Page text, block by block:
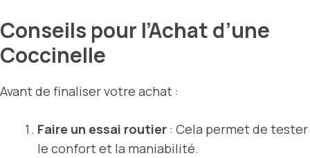
Conseils pour l’Achat d’une
Coccinelle
Avant de finaliser votre achat :
Faire un essai routier : Cela permet de tester
le confort et la maniabilité.